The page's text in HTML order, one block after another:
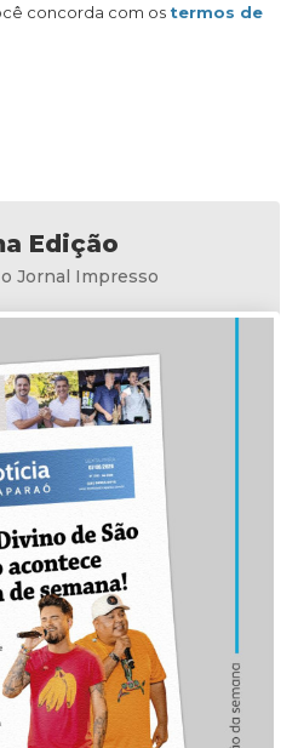
concorda com os termos de
Edição
Jornal Impresso